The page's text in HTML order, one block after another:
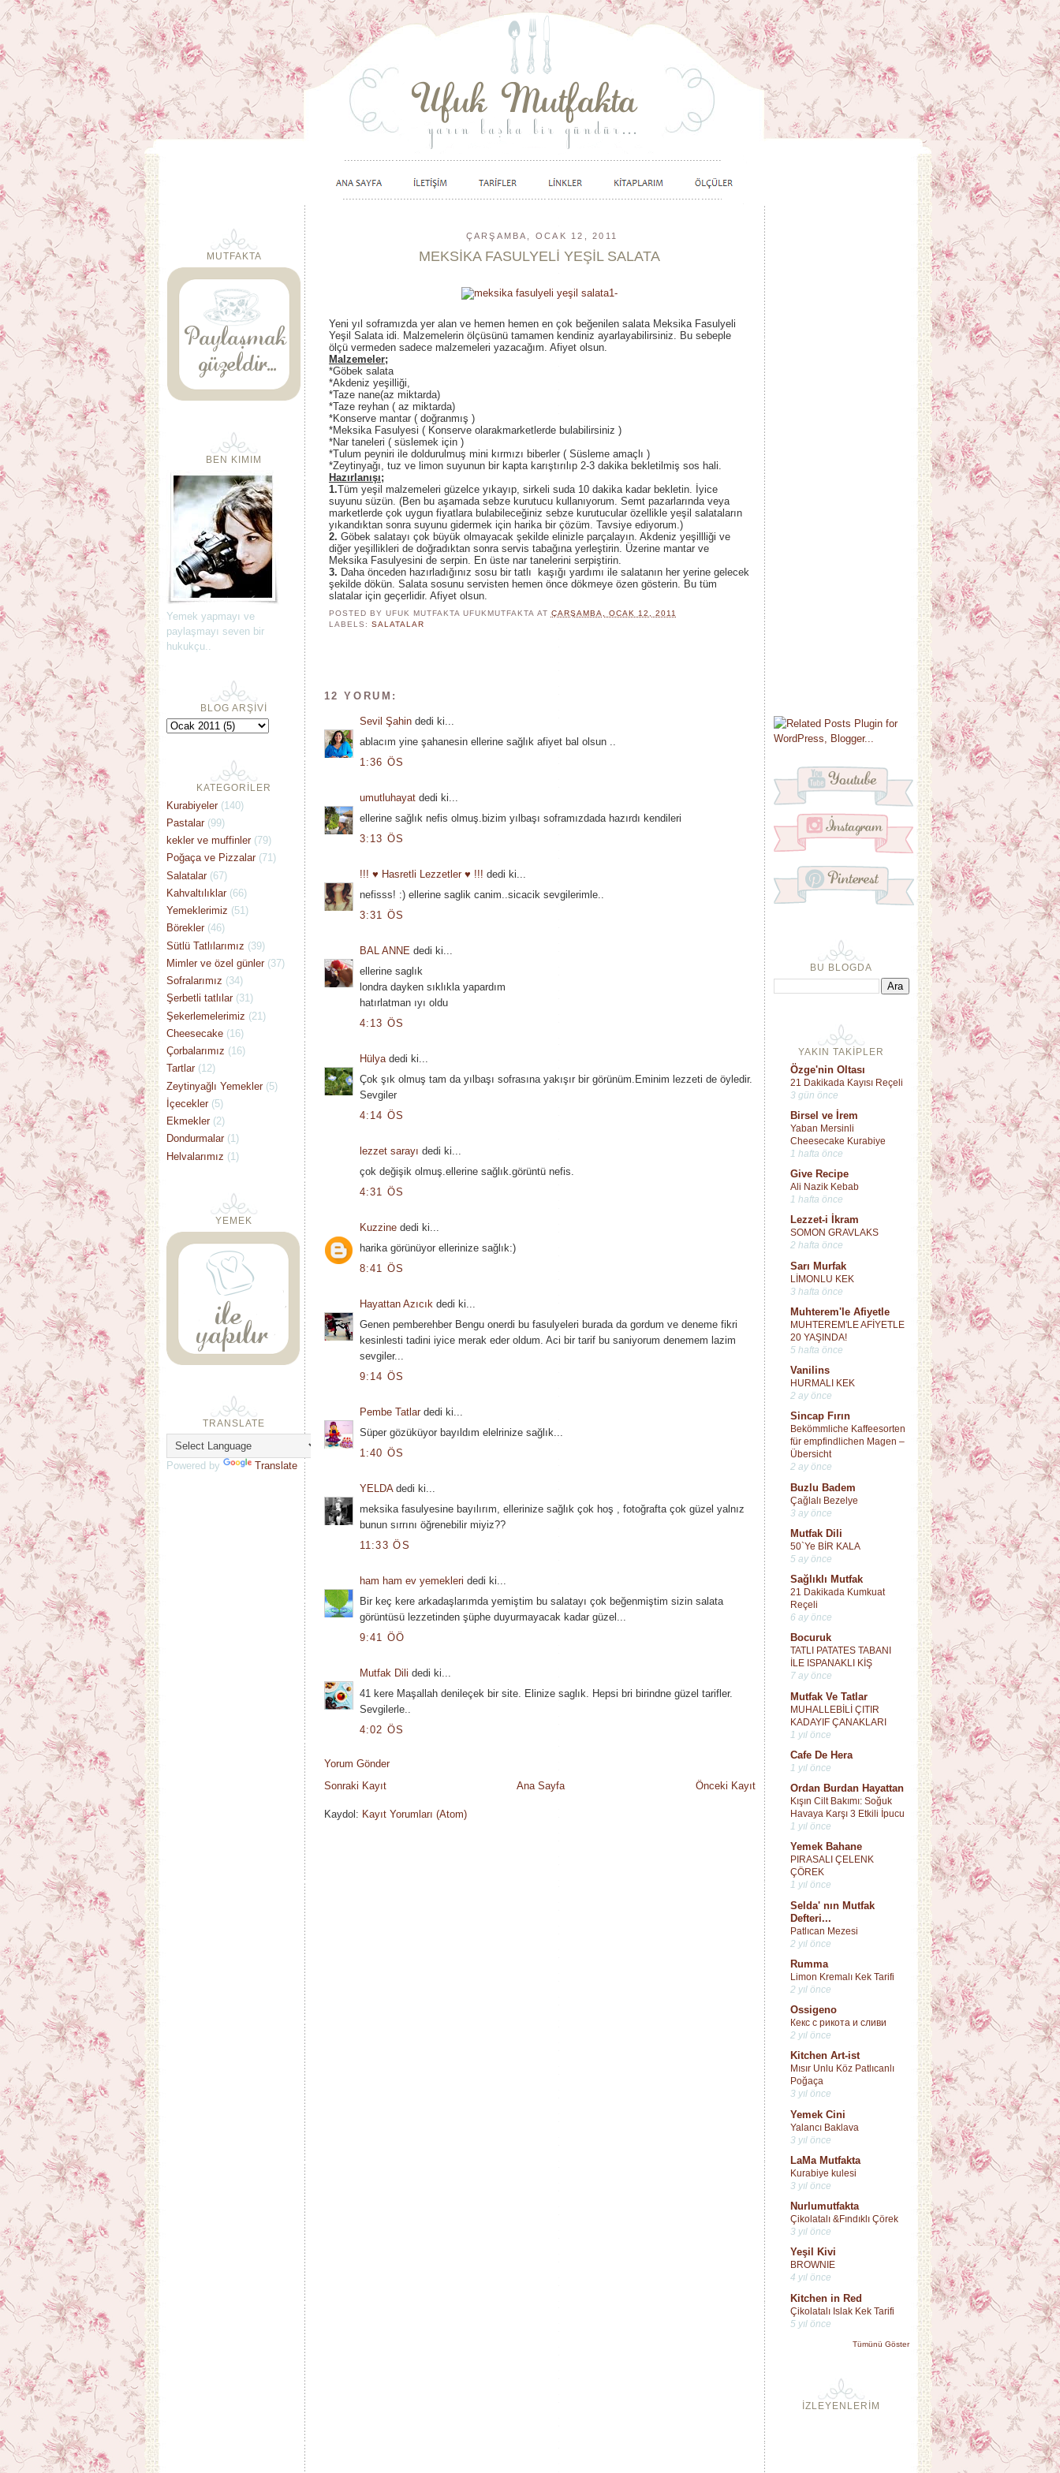
BU BLOGDA
YAKIN TAKİPLER
Özge'nin Oltası
21 Dakikada Kayısı Reçeli
3 gün önce
Birsel ve İrem
Yaban Mersinli
Cheesecake Kurabiye
1 hafta önce
Give Recipe
Ali Nazik Kebab
1 hafta önce
Lezzet-i İkram
SOMON GRAVLAKS
2 hafta önce
Sarı Murfak
LİMONLU KEK
3 hafta önce
Muhterem'le Afiyetle
MUHTEREM'LE AFİYETLE
20 YAŞINDA!
5 hafta önce
Vanilins
HURMALI KEK
2 ay önce
Sincap Fırın
Bekömmliche Kaffeesorten
für empfindlichen Magen –
Übersicht
2 ay önce
Buzlu Badem
Çağlalı Bezelye
3 ay önce
Mutfak Dili
50`Ye BİR KALA
5 ay önce
Sağlıklı Mutfak
21 Dakikada Kumkuat
Reçeli
6 ay önce
Bocuruk
TATLI PATATES TABANI
İLE ISPANAKLI KİŞ
7 ay önce
Mutfak Ve Tatlar
MUHALLEBİLİ ÇITIR
KADAYIF ÇANAKLARI
1 yıl önce
Cafe De Hera
1 yıl önce
Ordan Burdan Hayattan
Kışın Cilt Bakımı: Soğuk
Havaya Karşı 3 Etkili İpucu
1 yıl önce
Yemek Bahane
PIRASALI ÇELENK
ÇÖREK
1 yıl önce
Selda' nın Mutfak
Defteri...
Patlıcan Mezesi
2 yıl önce
Rumma
Limon Kremalı Kek Tarifi
2 yıl önce
Ossigeno
Кекс с рикота и сливи
2 yıl önce
Kitchen Art-ist
Mısır Unlu Köz Patlıcanlı
Poğaça
3 yıl önce
Yemek Cini
Yalancı Baklava
3 yıl önce
LaMa Mutfakta
Kurabiye kulesi
3 yıl önce
Nurlumutfakta
Çikolatalı &Fındıklı Çörek
3 yıl önce
Yeşil Kivi
BROWNIE
4 yıl önce
Kitchen in Red
Çikolatalı Islak Kek Tarifi
5 yıl önce
Tümünü Göster
İZLEYENLERİM
ÇARŞAMBA, OCAK 12, 2011
MEKSİKA FASULYELİ YEŞİL SALATA
Yeni yıl soframızda yer alan ve hemen hemen en çok beğenilen salata Meksika Fasulyeli
Yeşil Salata idi. Malzemelerin ölçüsünü tamamen kendiniz ayarlayabilirsiniz. Bu sebeple
ölçü vermeden sadece malzemeleri yazacağım. Afiyet olsun.
Malzemeler;
*Göbek salata
*Akdeniz yeşilliği,
*Taze nane(az miktarda)
*Taze reyhan ( az miktarda)
*Konserve mantar ( doğranmış )
*Meksika Fasulyesi ( Konserve olarakmarketlerde bulabilirsiniz )
*Nar taneleri ( süslemek için )
*Tulum peyniri ile doldurulmuş mini kırmızı biberler ( Süsleme amaçlı )
*Zeytinyağı, tuz ve limon suyunun bir kapta karıştırılıp 2-3 dakika bekletilmiş sos hali.
Hazırlanışı;
1.Tüm yeşil malzemeleri güzelce yıkayıp, sirkeli suda 10 dakika kadar bekletin. İyice
suyunu süzün. (Ben bu aşamada sebze kurutucu kullanıyorum. Semt pazarlarında veya
marketlerde çok uygun fiyatlara bulabileceğiniz sebze kurutucular özellikle yeşil salataların
yıkandıktan sonra suyunu gidermek için harika bir çözüm. Tavsiye ediyorum.)
2. Göbek salatayı çok büyük olmayacak şekilde elinizle parçalayın. Akdeniz yeşillliği ve
diğer yeşillikleri de doğradıktan sonra servis tabağına yerleştirin. Üzerine mantar ve
Meksika Fasulyesini de serpin. En üste nar tanelerini serpiştirin.
3. Daha önceden hazırladığınız sosu bir tatlı kaşığı yardımı ile salatanın her yerine gelecek
şekilde dökün. Salata sosunu servisten hemen önce dökmeye özen gösterin. Bu tüm
slatalar için geçerlidir. Afiyet olsun.
POSTED BY UFUK MUTFAKTAUFUKMUTFAKTA AT ÇARŞAMBA, OCAK 12, 2011
LABELS:SALATALAR
12 YORUM:
Sevil Şahindedi ki...
ablacım yine şahanesin ellerine sağlık afiyet bal olsun ..
1:36 ÖS
umutluhayatdedi ki...
ellerine sağlık nefis olmuş.bizim yılbaşı soframızdada hazırdı kendileri
3:13 ÖS
!!! ♥ Hasretli Lezzetler ♥ !!! dedi ki...
nefisss! :) ellerine saglik canim..sicacik sevgilerimle..
3:31 ÖS
BAL ANNE dedi ki...
ellerine saglık
londra dayken sıklıkla yapardım
hatırlatman ıyı oldu
4:13 ÖS
Hülyadedi ki...
Çok şık olmuş tam da yılbaşı sofrasına yakışır bir görünüm.Eminim lezzeti de öyledir.
Sevgiler
4:14 ÖS
lezzet sarayı dedi ki...
çok değişik olmuş.ellerine sağlık.görüntü nefis.
4:31 ÖS
Kuzzinededi ki...
harika görünüyor ellerinize sağlık:)
8:41 ÖS
Hayattan Azıcık dedi ki...
Genen pemberehber Bengu onerdi bu fasulyeleri burada da gordum ve deneme fikri
kesinlesti tadini iyice merak eder oldum. Aci bir tarif bu saniyorum denemem lazim
sevgiler...
9:14 ÖS
Pembe Tatlardedi ki...
Süper gözüküyor bayıldım elelrinize sağlık...
1:40 ÖS
YELDAdedi ki...
meksika fasulyesine bayılırım, ellerinize sağlık çok hoş , fotoğrafta çok güzel yalnız
bunun sırrını öğrenebilir miyiz??
11:33 ÖS
ham ham ev yemekleri dedi ki...
Bir keç kere arkadaşlarımda yemiştim bu salatayı çok beğenmiştim sizin salata
görüntüsü lezzetinden şüphe duyurmayacak kadar güzel...
9:41 ÖÖ
Mutfak Dili dedi ki...
41 kere Maşallah denileçek bir site. Elinize saglık. Hepsi bri birindne güzel tarifler.
Sevgilerle..
4:02 ÖS
Yorum Gönder
Sonraki Kayıt
Önceki Kayıt
Ana Sayfa
Kaydol: Kayıt Yorumları (Atom)
MUTFAKTA
BEN KIMIM
Yemek yapmayı ve
paylaşmayı seven bir
hukukçu..
BLOG ARŞİVİ
KATEGORİLER
Kurabiyeler (140)
Pastalar (99)
kekler ve muffinler (79)
Poğaça ve Pizzalar (71)
Salatalar (67)
Kahvaltılıklar (66)
Yemeklerimiz (51)
Börekler (46)
Sütlü Tatlılarımız (39)
Mimler ve özel günler (37)
Sofralarımız (34)
Şerbetli tatlılar (31)
Şekerlemelerimiz (21)
Cheesecake (16)
Çorbalarımız (16)
Tartlar (12)
Zeytinyağlı Yemekler (5)
İçecekler (5)
Ekmekler (2)
Dondurmalar (1)
Helvalarımız (1)
YEMEK
TRANSLATE
Powered by Translate